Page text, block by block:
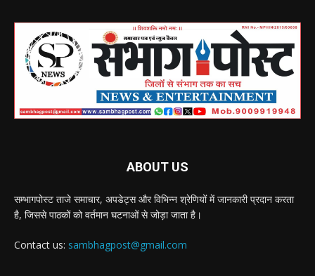
ABOUT US
सम्भागपोस्ट ताजे समाचार, अपडेट्स और विभिन्न श्रेणियों में जानकारी प्रदान करता
है, जिससे पाठकों को वर्तमान घटनाओं से जोड़ा जाता है।
Contact us: sambhagpost@gmail.com